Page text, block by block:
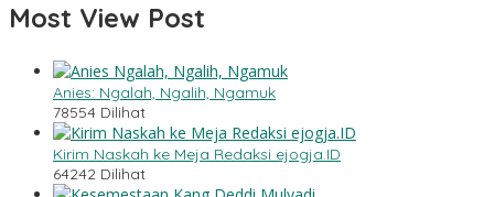
Most View Post
Anies: Ngalah, Ngalih, Ngamuk
78554 Dilihat
Kirim Naskah ke Meja Redaksi ejogja.ID
64242 Dilihat